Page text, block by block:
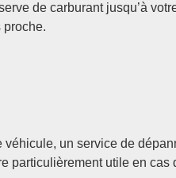
de carburant jusqu’à
proche.
un service de
particulièrement utile en cas